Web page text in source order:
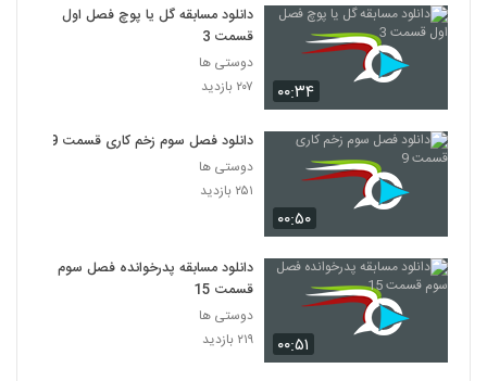
۰۰:۳۴
دانلود مسابقه گل یا پوچ فصل اول
قسمت 3
دوستی ها
۲۰۷ بازدید
۰۰:۵۰
دانلود فصل سوم زخم کاری قسمت 9
دوستی ها
۲۵۱ بازدید
۰۰:۵۱
دانلود مسابقه پدرخوانده فصل سوم
قسمت 15
دوستی ها
۲۱۹ بازدید